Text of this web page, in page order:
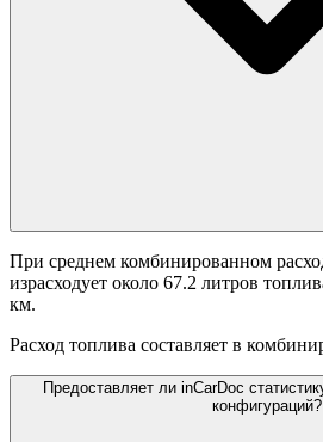
При среднем комбинированном
израсходует около 67.2 литров
км.
Расход топлива составляет в
Предоставляет ли inCarDoc
конфигураций?